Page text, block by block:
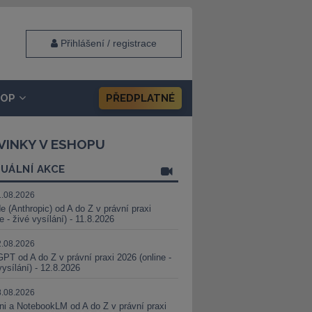
Přihlášení / registrace
PŘEDPLATNÉ
V ESHOPU
AKCE
(Anthropic) od A do Z v právní praxi
- živé vysílání) - 11.8.2026
od A do Z v právní praxi 2026 (online -
- 12.8.2026
a NotebookLM od A do Z v právní praxi